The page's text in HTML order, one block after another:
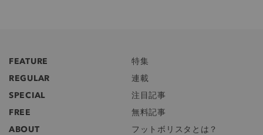
FEATURE
特集
REGULAR
連載
SPECIAL
注目記事
FREE
無料記事
ABOUT
フットボリスタとは？